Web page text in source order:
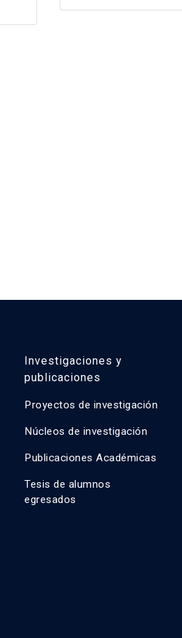
Investigaciones y
publicaciones
Proyectos de investigación
Núcleos de investigación
Publicaciones Académicas
Tesis de alumnos
egresados